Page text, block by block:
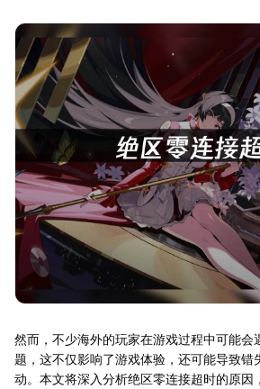
然而，不少海外的玩家在游戏过程中可能会
题，这不仅影响了游戏体验，还可能导致错
动。本文将深入分析绝区零连接超时的原因